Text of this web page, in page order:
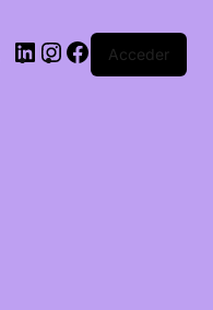
Acceder